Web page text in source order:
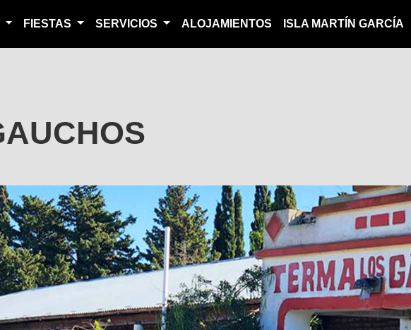
FIESTAS SERVICIOS ALOJAMIENTOS ISLA MARTÍN GARCÍA